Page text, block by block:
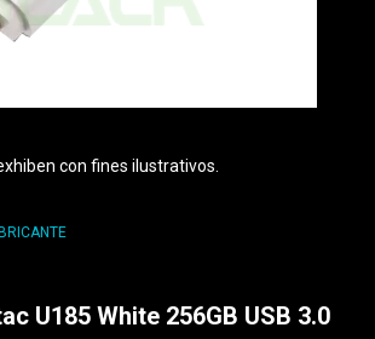
con fines ilustrativos.
U185 White 256GB USB 3.0